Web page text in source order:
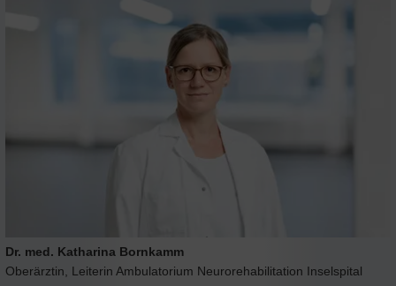
Dr. med. Katharina Bornkamm
Oberärztin, Leiterin Ambulatorium Neurorehabilitation Inselspital